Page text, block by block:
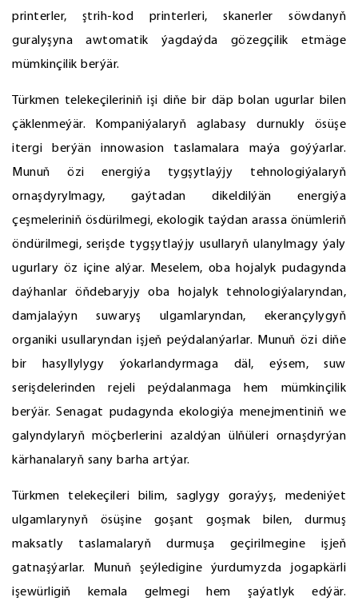
printerler, ştrih-kod printerleri, skanerler söwdanyň
guralyşyna awtomatik ýagdaýda gözegçilik etmäge
mümkinçilik berýär.
Türkmen telekeçileriniň işi diňe bir däp bolan ugurlar bilen
çäklenmeýär. Kompaniýalaryň aglabasy durnukly ösüşe
itergi berýän innowasion taslamalara maýa goýýarlar.
Munuň özi energiýa tygşytlaýjy tehnologiýalaryň
ornaşdyrylmagy, gaýtadan dikeldilýän energiýa
çeşmeleriniň ösdürilmegi, ekologik taýdan arassa önümleriň
öndürilmegi, serişde tygşytlaýjy usullaryň ulanylmagy ýaly
ugurlary öz içine alýar. Meselem, oba hojalyk pudagynda
daýhanlar öňdebaryjy oba hojalyk tehnologiýalaryndan,
damjalaýyn suwaryş ulgamlaryndan, ekerançylygyň
organiki usullaryndan işjeň peýdalanýarlar. Munuň özi diňe
bir hasyllylygy ýokarlandyrmaga däl, eýsem, suw
serişdelerinden rejeli peýdalanmaga hem mümkinçilik
berýär. Senagat pudagynda ekologiýa menejmentiniň we
galyndylaryň möçberlerini azaldýan ülňüleri ornaşdyrýan
kärhanalaryň sany barha artýar.
Türkmen telekeçileri bilim, saglygy goraýyş, medeniýet
ulgamlarynyň ösüşine goşant goşmak bilen, durmuş
maksatly taslamalaryň durmuşa geçirilmegine işjeň
gatnaşýarlar. Munuň şeýledigine ýurdumyzda jogapkärli
işewürligiň kemala gelmegi hem şaýatlyk edýär.